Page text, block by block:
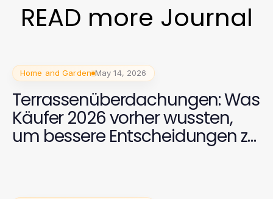
READ more Journal
Home and Garden May 14, 2026
Terrassenüberdachungen: Was
Käufer 2026 vorher wussten,
um bessere Entscheidungen zu